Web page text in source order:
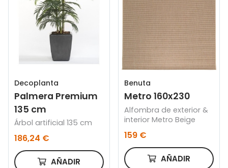
Decoplanta
Palmera Premium
135 cm
Árbol artificial 135 cm
186,24 €
AÑADIR
Benuta
Metro 160x230
Alfombra de exterior &
interior Metro Beige
159 €
AÑADIR